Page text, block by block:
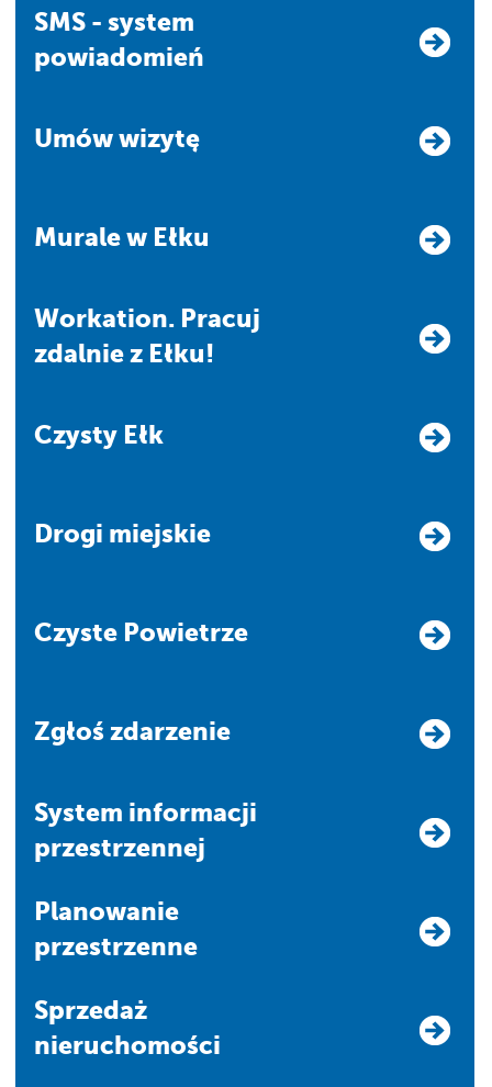
SMS - system
powiadomień
Umów wizytę
Murale w Ełku
Workation. Pracuj
zdalnie z Ełku!
Czysty Ełk
Drogi miejskie
Czyste Powietrze
Zgłoś zdarzenie
system informacji
przestrzennej
Planowanie
przestrzenne
Sprzedaż
nieruchomości